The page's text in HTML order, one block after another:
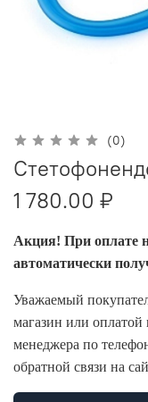
(0)
1 780.00 ₽
Акция! При оплате
автоматически
Уважаемый
магазин или оплатой
менеджера по
обратной связи на